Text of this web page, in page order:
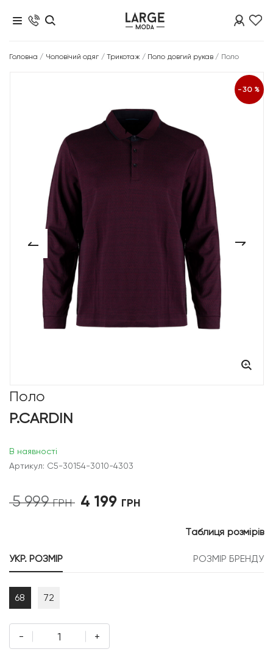
Головна / Чоловічий одяг / Трикотаж / Поло довгий рукав / Поло
-30%
Поло
P.CARDIN
В наявності
Артикул: C5-30154-3010-4303
5 999ГРН
Оригінальна
4 199 ГРН
УКР. РОЗМІР
РОЗМІР БРЕНДУ
Таблиця розмірів
68 72
- +